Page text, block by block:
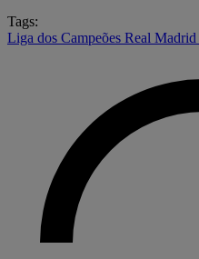
Tags:
Liga dos Campeões Real Madrid